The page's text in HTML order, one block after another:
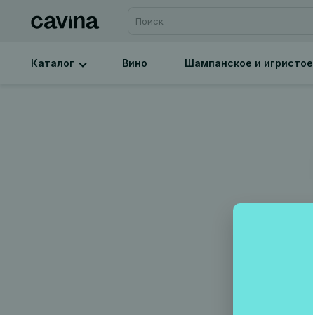
Каталог Вино Шампанское и игристое